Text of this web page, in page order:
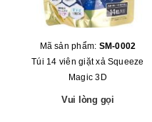
Mã sản phẩm: SM-0002
Túi 14 viên giặt xả Squeeze
Magic 3D
Vui lòng gọi